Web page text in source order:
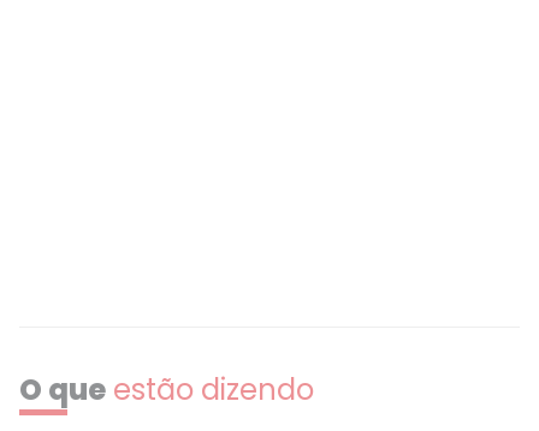
O que estão dizendo